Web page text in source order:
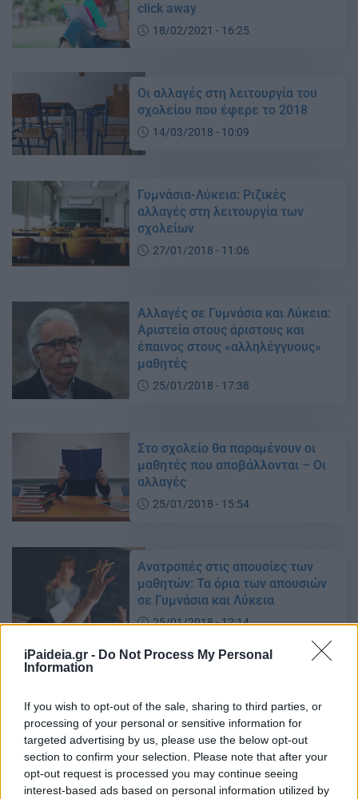
iPaideia.gr - Do Not Process My Personal
Information
If you wish to opt-out of the sale, sharing to third parties, or
processing of your personal or sensitive information for
targeted advertising by us, please use the below opt-out
section to confirm your selection. Please note that after your
opt-out request is processed you may continue seeing
interest-based ads based on personal information utilized by
click away
18/02/2021 - 16:25
Oι αλλαγές στη λειτουργία του
σχολείου που έφερε το 2018
14/03/2018 - 10:09
Γυμνάσια-Λύκεια: Ριζικές
αλλαγές στη λειτουργία των
σχολείων
27/01/2018 - 11:06
Αλλαγές σε Γυμνάσια και Λύκεια:
Αριστεία στους άριστους και
έπαινος στους «αλληλέγγυους»
μαθητές
25/01/2018 - 17:38
Στο σχολείο θα παραμένουν οι
μαθητές που αποβάλλονται – Οι
αλλαγές
25/01/2018 - 15:54
Ανατροπές στις απουσίες των
μαθητών: Τα όρια των απουσιών
σε Γυμνάσια και Λύκεια
25/01/2018 - 12:14
βελτίωσης» – Όλες οι μεγάλες
αλλαγές που έρχονται στα
σχολεία
25/01/2018 - 11:00